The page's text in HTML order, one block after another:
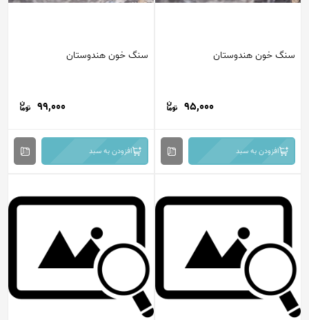
سنگ خون هندوستان
95,000
افزودن به سبد
سنگ خون هندوستان
99,000
افزودن به سبد